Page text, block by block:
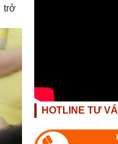
trở
HOTLINE TƯ